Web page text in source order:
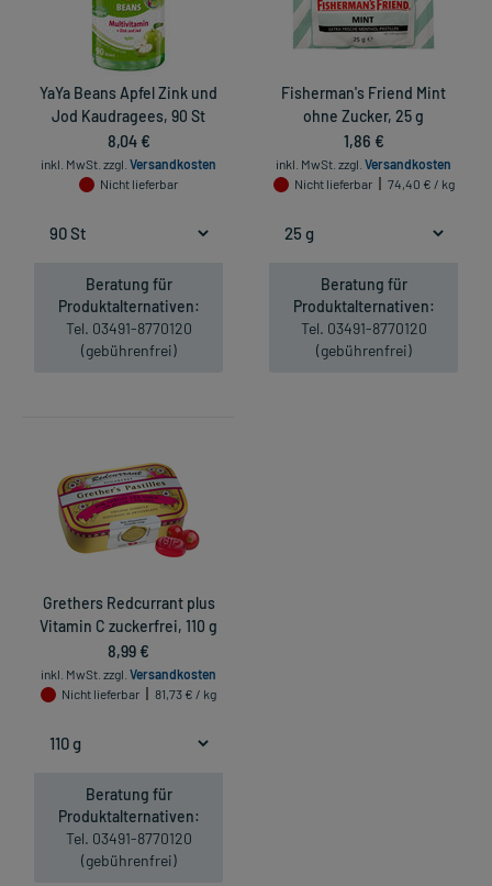
YaYa Beans Apfel Zink und
Jod Kaudragees, 90 St
8,04 €
inkl. MwSt. zzgl. Versandkosten
Nicht lieferbar
Beratung für
Produktalternativen:
Tel. 03491-8770120
(gebührenfrei)
Fisherman's Friend Mint
ohne Zucker, 25 g
1,86 €
inkl. MwSt. zzgl. Versandkosten
Nicht lieferbar
74,40 € / kg
Beratung für
Produktalternativen:
Tel. 03491-8770120
(gebührenfrei)
Grethers Redcurrant plus
Vitamin C zuckerfrei, 110 g
8,99 €
inkl. MwSt. zzgl. Versandkosten
Nicht lieferbar
81,73 € / kg
Beratung für
Produktalternativen:
Tel. 03491-8770120
(gebührenfrei)